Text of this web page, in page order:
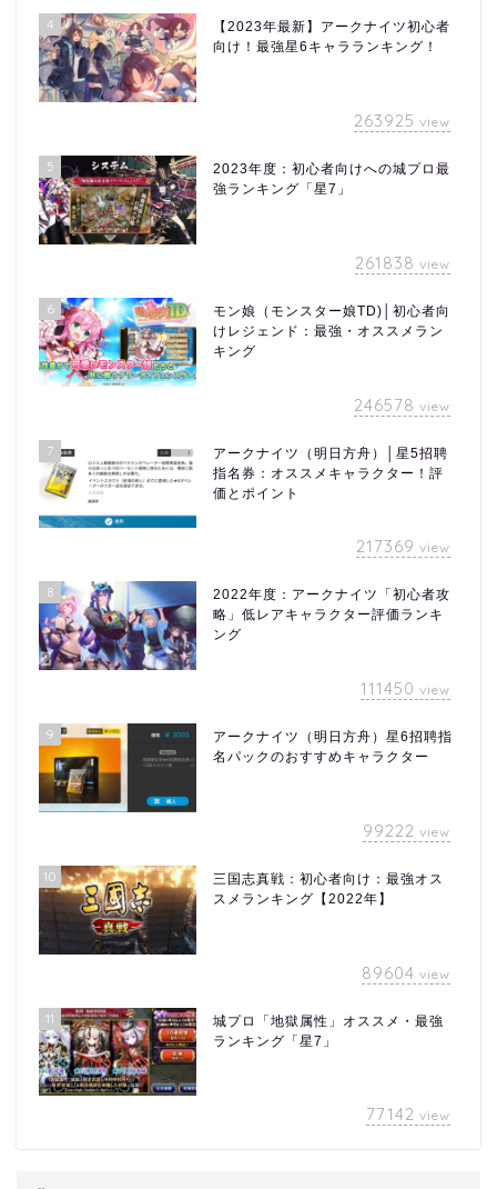
4
【2023年最新】アークナイツ初心者
向け！最強星6キャラランキング！
263925 view
5
2023年度：初心者向けへの城プロ最
強ランキング「星7」
261838 view
6
モン娘（モンスター娘TD)│初心者向
けレジェンド：最強・オススメラン
キング
246578 view
7
アークナイツ（明日方舟）│星5招聘
指名券：オススメキャラクター！評
価とポイント
217369 view
8
2022年度：アークナイツ「初心者攻
略」低レアキャラクター評価ランキ
ング
111450 view
9
アークナイツ（明日方舟）星6招聘指
名パックのおすすめキャラクター
99222 view
10
三国志真戦：初心者向け：最強オス
スメランキング【2022年】
89604 view
11
城プロ「地獄属性」オススメ・最強
ランキング「星7」
77142 view